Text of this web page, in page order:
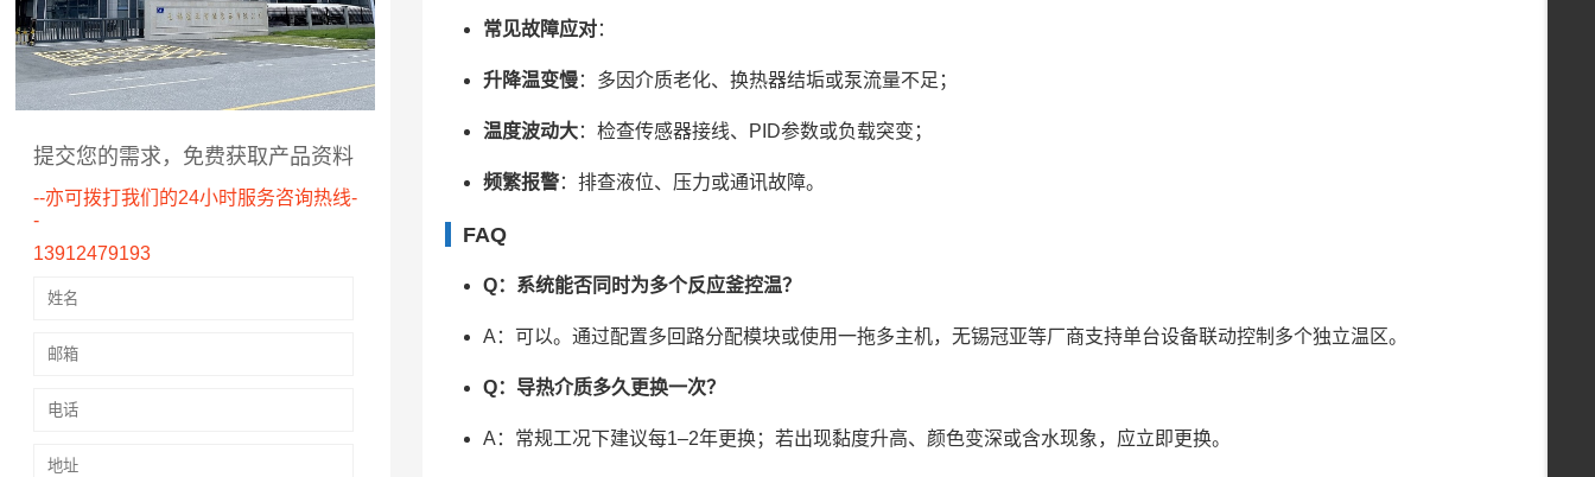
常见故障应对：
升降温变慢：多因介质老化、换热器结垢或泵流量不足；
温度波动大：检查传感器接线、PID参数或负载突变；
频繁报警：排查液位、压力或通讯故障。
FAQ
Q：系统能否同时为多个反应釜控温？
A：可以。通过配置多回路分配模块或使用一拖多主机，无锡冠亚等厂商支持单台设备联动控制多个独立温区。
Q：导热介质多久更换一次？
A：常规工况下建议每1–2年更换；若出现黏度升高、颜色变深或含水现象，应立即更换。
提交您的需求，免费获取产品资料
--亦可拨打我们的24小时服务咨询热线-
-
13912479193